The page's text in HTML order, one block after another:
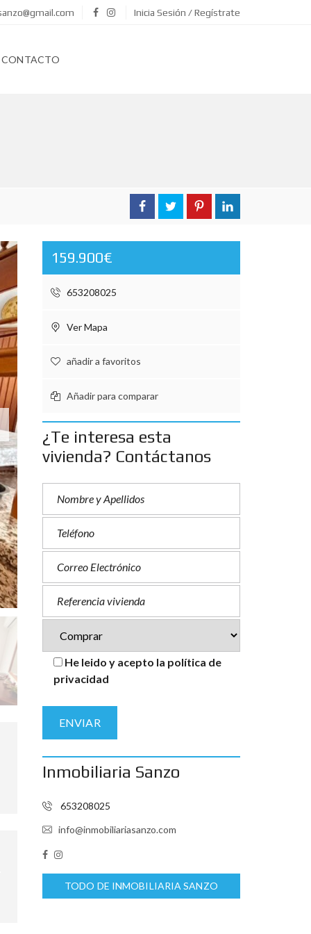
Inicia Sesión / Regístrate
CONTACTO
159.900€
653208025
Ver Mapa
añadir a favoritos
Añadir para comparar
¿Te interesa esta
vivienda? Contáctanos
He leido y acepto la política de
privacidad
Inmobiliaria Sanzo
653208025
info@inmobiliariasanzo.com
TODO DE INMOBILIARIA SANZO